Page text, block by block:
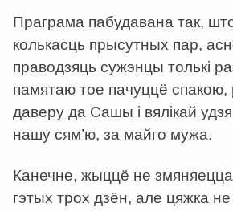
Праграма пабудавана так,
колькасць прысутных пар,
праводзяць сужэнцы толькі
памятаю тое пачуццё спакою,
даверу да Сашы і вялікай
нашу сям’ю, за майго мужа.
Канечне, жыццё не
гэтых трох дзён, але цяжка не